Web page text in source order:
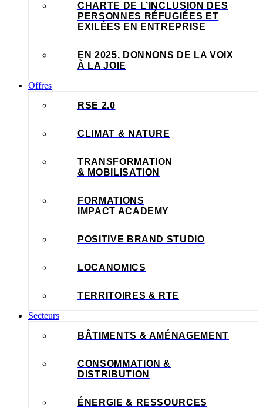
CHARTE DE L’INCLUSION DES
PERSONNES RÉFUGIÉES ET
EXILÉES EN ENTREPRISE
EN 2025, DONNONS DE LA VOIX
À LA JOIE
Offres
RSE 2.0
CLIMAT & NATURE
TRANSFORMATION
& MOBILISATION
FORMATIONS
IMPACT ACADEMY
POSITIVE BRAND STUDIO
LOCANOMICS
TERRITOIRES & RTE
Secteurs
BÂTIMENTS & AMÉNAGEMENT
CONSOMMATION &
DISTRIBUTION
ÉNERGIE & RESSOURCES